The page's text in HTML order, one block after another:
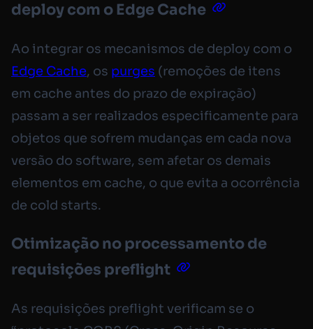
deploy com o Edge Cache
Ao integrar os mecanismos de deploy com o
Edge Cache, os purges (remoções de itens
em cache antes do prazo de expiração)
passam a ser realizados especificamente para
objetos que sofrem mudanças em cada nova
versão do software, sem afetar os demais
elementos em cache, o que evita a ocorrência
de cold starts.
Otimização no processamento de
requisições preflight
As requisições preflight verificam se o